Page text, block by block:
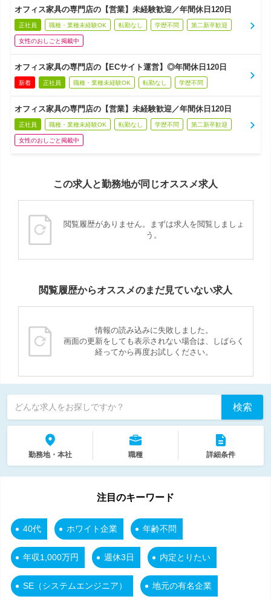
オフィス家具の専門店の【営業】未経験歓迎／年間休日120日
正社員 職種・業種未経験OK 転勤なし 学歴不問 第二新卒歓迎
女性のおしごと掲載中
オフィス家具の専門店の【ECサイト運営】◎年間休日120日
新着 正社員 職種・業種未経験OK 転勤なし 学歴不問
オフィス家具の専門店の【営業】未経験歓迎／年間休日120日
正社員 職種・業種未経験OK 転勤なし 学歴不問 第二新卒歓迎
女性のおしごと掲載中
この求人と勤務地が同じオススメ求人
閲覧履歴がありません。まずは求人を閲覧しましょ
う。
閲覧履歴からオススメのまだ見ていない求人
情報の読み込みに失敗しました。
画面の更新をしても表示されない場合は、しばらく
経ってから再度お試しください。
どんな求人をお探しですか？ 検索
勤務地・本社 職種 詳細条件
注目のキーワード
40代 ホワイト企業 年齢不問
年収1,000万円 週休3日 内定とりたい
SE（システムエンジニア） 地元の有名企業